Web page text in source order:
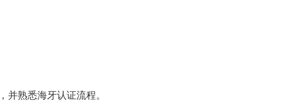
熟悉海牙认证流程。